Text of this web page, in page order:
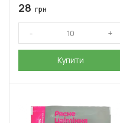
28 грн
Купити